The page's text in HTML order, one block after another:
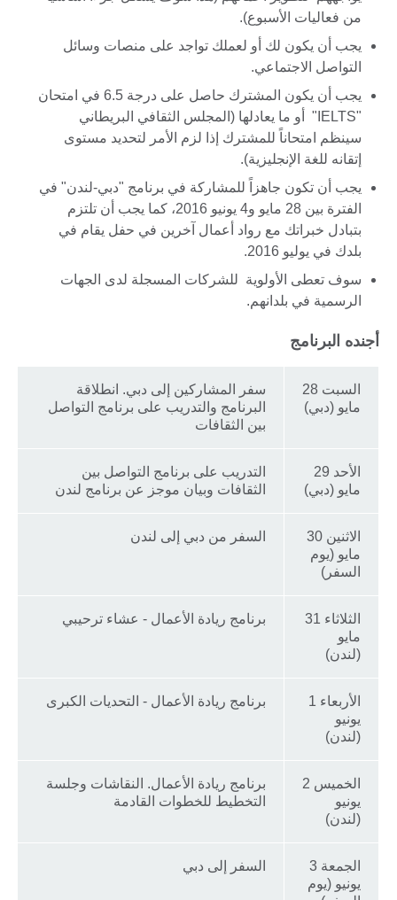
من فعاليات الأسبوع).
يجب أن يكون لك أو لعملك تواجد على منصات وسائل
التواصل الاجتماعي.
يجب أن يكون المشترك حاصل على درجة 6.5 في امتحان
"IELTS" أو ما يعادلها (المجلس الثقافي البريطاني
سينظم امتحاناً للمشترك إذا لزم الأمر لتحديد مستوى
إتقانه للغة الإنجليزية).
يجب أن تكون جاهزاً للمشاركة في برنامج "دبي-لندن" في
الفترة بين 28 مايو و4 يونيو 2016، كما يجب أن تلتزم
بتبادل خبراتك مع رواد أعمال آخرين في حفل يقام في
بلدك في يوليو 2016.
سوف تعطى الأولوية للشركات المسجلة لدى الجهات
الرسمية في بلدانهم.
أجنده البرنامج
السبت 28
مايو (دبي)
سفر المشاركين إلى دبي. انطلاقة
البرنامج والتدريب على برنامج التواصل
بين الثقافات
الأحد 29
مايو (دبي)
التدريب على برنامج التواصل بين
الثقافات وبيان موجز عن برنامج لندن
الاثنين 30
مايو (يوم
السفر)
السفر من دبي إلى لندن
الثلاثاء 31
مايو
(لندن)
برنامج ريادة الأعمال - عشاء ترحيبي
الأربعاء 1
يونيو
(لندن)
برنامج ريادة الأعمال - التحديات الكبرى
الخميس 2
يونيو
(لندن)
برنامج ريادة الأعمال. النقاشات وجلسة
التخطيط للخطوات القادمة
الجمعة 3
يونيو (يوم
السفر إلى دبي